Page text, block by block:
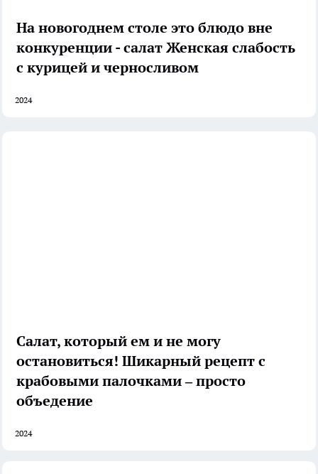
На новогоднем столе это блюдо вне
конкуренции - салат Женская слабость
с курицей и черносливом
2024
Салат, который ем и не могу
остановиться! Шикарный рецепт с
крабовыми палочками – просто
объедение
2024